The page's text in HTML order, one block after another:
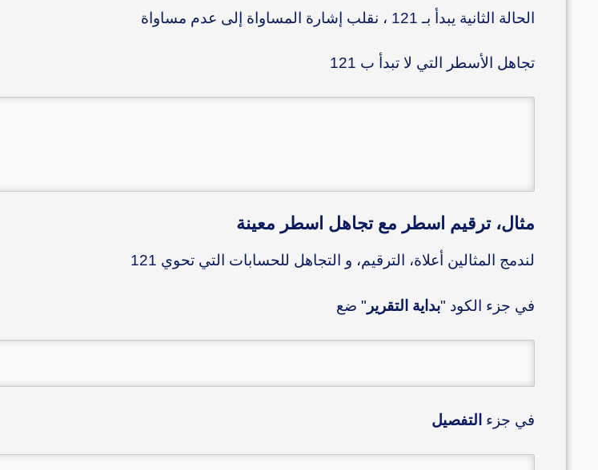
الحالة الثانية يبدأ بـ 121 ، نقلب إشارة المساواة إلى عدم مساواة
تجاهل الأسطر التي لا تبدأ ب 121
مثال، ترقيم اسطر مع تجاهل اسطر معينة
لندمج المثالين أعلاة، الترقيم، و التجاهل للحسابات التي تحوي 121
في جزء الكود "بداية التقرير " ضع
في جزء التفصيل